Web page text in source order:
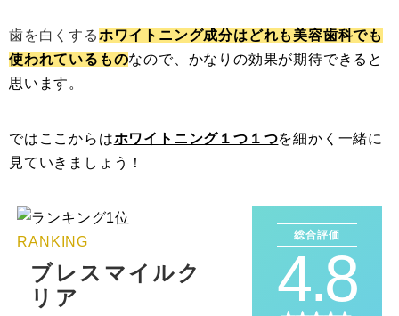
歯を白くするホワイトニング成分はどれも美容歯科でも
使われているものなので、かなりの効果が期待できると
思います。
ではここからはホワイトニング１つ１つを細かく一緒に
見ていきましょう！
RANKING
ブレスマイルク
リア
総合評価
4.8